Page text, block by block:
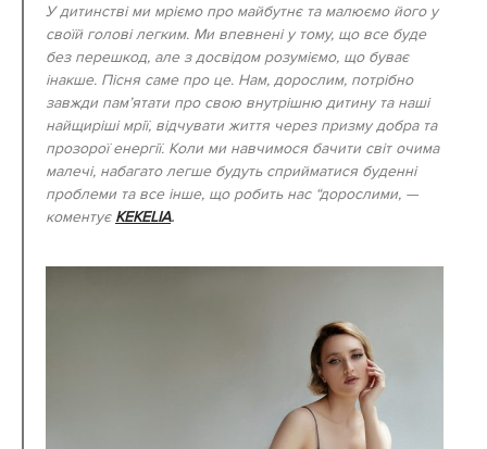
У дитинстві ми мріємо про майбутнє та малюємо його у
своїй голові легким. Ми впевнені у тому, що все буде
без перешкод, але з досвідом розуміємо, що буває
інакше. Пісня саме про це. Нам, дорослим, потрібно
завжди пам’ятати про свою внутрішню дитину та наші
найщиріші мрії, відчувати життя через призму добра та
прозорої енергії. Коли ми навчимося бачити світ очима
малечі, набагато легше будуть сприйматися буденні
проблеми та все інше, що робить нас “дорослими, —
коментує KEKELIA.